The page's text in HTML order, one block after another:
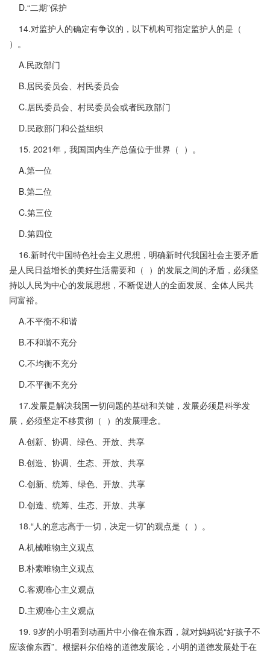
D.“二期”保护
14.对监护人的确定有争议的，以下机构可指定监护人的是（
）。
A.民政部门
B.居民委员会、村民委员会
C.居民委员会、村民委员会或者民政部门
D.民政部门和公益组织
15. 2021年，我国国内生产总值位于世界（ ）。
A.第一位
B.第二位
C.第三位
D.第四位
16.新时代中国特色社会主义思想，明确新时代我国社会主要矛盾
是人民日益增长的美好生活需要和（ ）的发展之间的矛盾，必须坚
持以人民为中心的发展思想，不断促进人的全面发展、全体人民共
同富裕。
A.不平衡不和谐
B.不和谐不充分
C.不均衡不充分
D.不平衡不充分
17.发展是解决我国一切问题的基础和关键，发展必须是科学发
展，必须坚定不移贯彻（ ）的发展理念。
A.创新、协调、绿色、开放、共享
B.创造、协调、生态、开放、共享
C.创新、统筹、绿色、开放、共享
D.创造、统筹、生态、开放、共享
18.“人的意志高于一切，决定一切”的观点是（ ）。
A.机械唯物主义观点
B.朴素唯物主义观点
C.客观唯心主义观点
D.主观唯心主义观点
19. 9岁的小明看到动画片中小偷在偷东西，就对妈妈说“好孩子不
应该偷东西”。根据科尔伯格的道德发展论，小明的道德发展处于在